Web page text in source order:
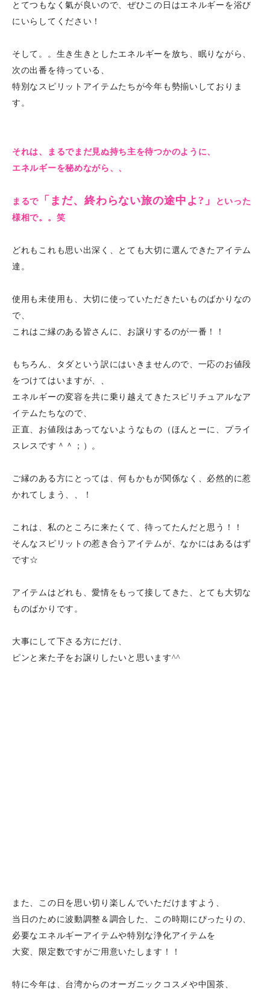
とてつもなく氣が良いので、ぜひこの日はエネルギーを浴び
にいらしてください！
そして。 。生き生きとしたエネルギーを放ち、眠りながら、
次の出番を待っている、
特別なスピリットアイテムたちが今年も勢揃いしておりま
す。
それは、まるでまだ見ぬ持ち主を待つかのように、
エネルギーを秘めながら、、
まるで 「まだ、終わらない旅の途中よ?」
といった
様相で。。笑
どれもこれも思い出深く、とても大切に選んできた アイテム
達。
使用も未使用も、大切に使っていただきたいものばかりなの
で、
これはご縁のある皆さんに、お譲りするのが一番！！
もちろん、タダという訳にはいきませんので、一応のお値段
をつけてはいますが、、
エネルギーの変容を共に乗り越えてきたスピリチュアルなア
イテムたちなので、
正直、お値段はあってないようなもの（ほんとーに、プライ
スレスです＾＾；）。
ご縁のある方にとっては、何もかもが関係なく、必然的に惹
かれてしまう、、！
これは、私のところに来たくて、待ってたんだと思う！！
そんなスピリットの惹き合うアイテムが、なかにはあるはず
です☆
アイテムはどれも、愛情をもって接してきた、とても大切な
ものばかりです。
大事にして下さる方にだけ、
ピンと来た子をお譲りし たいと思います^^
また、この日を思い切り楽しんでいただけますよう、
当日のために波動調整＆調合した、この時期にぴったりの、
必要なエネルギーアイテムや特別な浄化アイテムを
大変、限定数ですがご用意いたします！！
特に今年は、台湾からのオーガニックコスメや中国茶、